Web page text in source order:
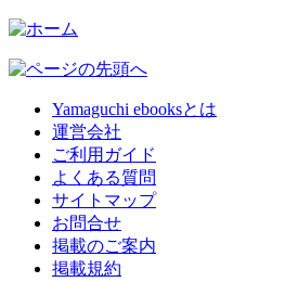
Yamaguchi ebooksとは
運営会社
ご利用ガイド
よくある質問
サイトマップ
お問合せ
掲載のご案内
掲載規約